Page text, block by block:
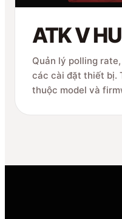
ATK V
Quản lý polling
các cài đặt thiết bị.
thuộc model và